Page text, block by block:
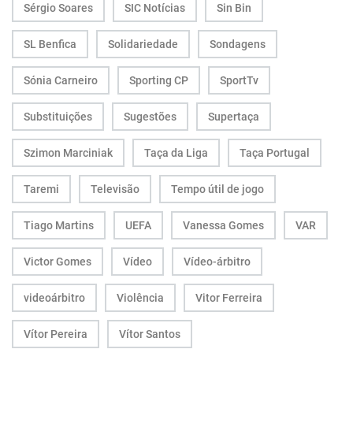
Sérgio Soares SIC Notícias Sin Bin
SL Benfica Solidariedade Sondagens
Sónia Carneiro Sporting CP SportTv
Substituições Sugestões Supertaça
Szimon Marciniak Taça da Liga Taça Portugal
Taremi Televisão Tempo útil de jogo
Tiago Martins UEFA Vanessa Gomes VAR
Victor Gomes Vídeo Vídeo-árbitro
videoárbitro Violência Vitor Ferreira
Vítor Pereira Vítor Santos